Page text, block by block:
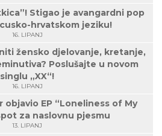
Stigao je avangardni pop
hrvatskom jeziku!
16. LIPANJ
žensko djelovanje, kretanje,
Poslušajte u novom
singlu „XX“!
16. LIPANJ
EP “Loneliness of My
za naslovnu pjesmu
13. LIPANJ